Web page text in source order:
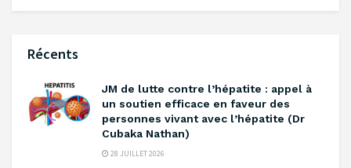
Récents
‎JM de lutte contre l’hépatite : appel à
un soutien efficace en faveur des
personnes vivant avec l’hépatite (Dr
Cubaka Nathan)
28 JUILLET 2026